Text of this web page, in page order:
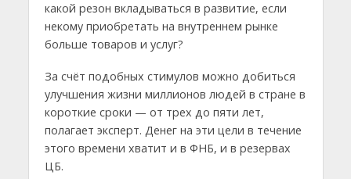
какой резон вкладываться в развитие, если
некому приобретать на внутреннем рынке
больше товаров и услуг?
За счёт подобных стимулов можно добиться
улучшения жизни миллионов людей в стране в
короткие сроки — от трех до пяти лет,
полагает эксперт. Денег на эти цели в течение
этого времени хватит и в ФНБ, и в резервах
ЦБ.